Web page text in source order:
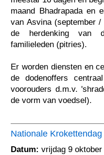
maand Bhadrapada en
van Asvina (september
de herdenking van
familieleden (pitries).
Er worden diensten en
de dodenoffers
voorouders d.m.v.
de vorm van voedsel).
Nationale Krokettendag
Datum: vrijdag 9 oktober